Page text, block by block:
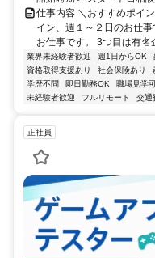
仕事内容 ＼おすすめポイ
イン、週１～２日のお仕
お仕事です。 3つ目は有名
業界未経験者歓迎 週1日からOK
資格取得支援あり
社会保険あり
学歴不問
即日勤務OK 職場見学
未経験者歓迎
フルリモート 交通
正社員